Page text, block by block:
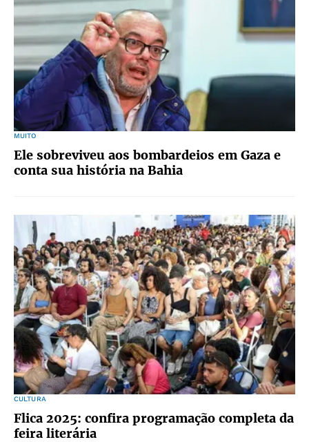
MUITO
Ele sobreviveu aos bombardeios em Gaza e
conta sua história na Bahia
CULTURA
Flica 2025: confira programação completa da
feira literária